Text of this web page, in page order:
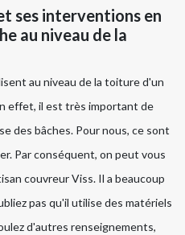
ses interventions en
au niveau de la
au niveau de la toiture d'un
effet, il est très important de
des bâches. Pour nous, ce sont
Par conséquent, on peut vous
couvreur Viss. Il a beaucoup
pas qu'il utilise des matériels
d'autres renseignements,